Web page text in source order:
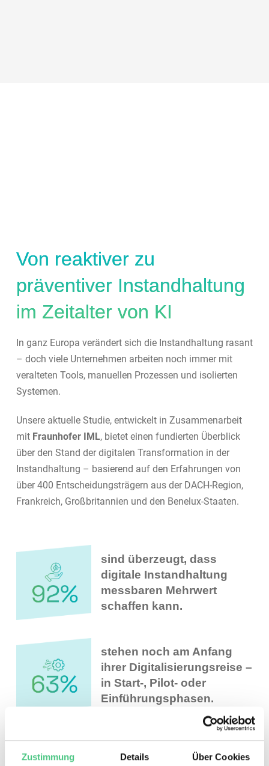
Zustimmung Details Über Cookies
Von reaktiver zu
präventiver Instandhaltung
im Zeitalter von KI
In ganz Europa verändert sich die Instandhaltung rasant
– doch viele Unternehmen arbeiten noch immer mit
veralteten Tools, manuellen Prozessen und isolierten
Systemen.
Unsere aktuelle Studie, entwickelt in Zusammenarbeit
mit Fraunhofer IML, bietet einen fundierten Überblick
über den Stand der digitalen Transformation in der
Instandhaltung – basierend auf den Erfahrungen von
über 400 Entscheidungsträgern aus der DACH-Region,
Frankreich, Großbritannien und den Benelux-Staaten.
sind überzeugt, dass
digitale Instand haltung
messbaren Mehrwert
schaffen kann.
stehen noch am Anfang
ihrer Digitalisierungsreise –
in Start-, Pilot- oder
Einführungsphasen.
optimier
Tools wie